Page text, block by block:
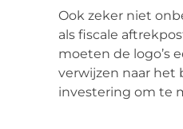
Ook zeker niet
als fiscale
moeten de logo’s
verwijzen naar het
investering om te